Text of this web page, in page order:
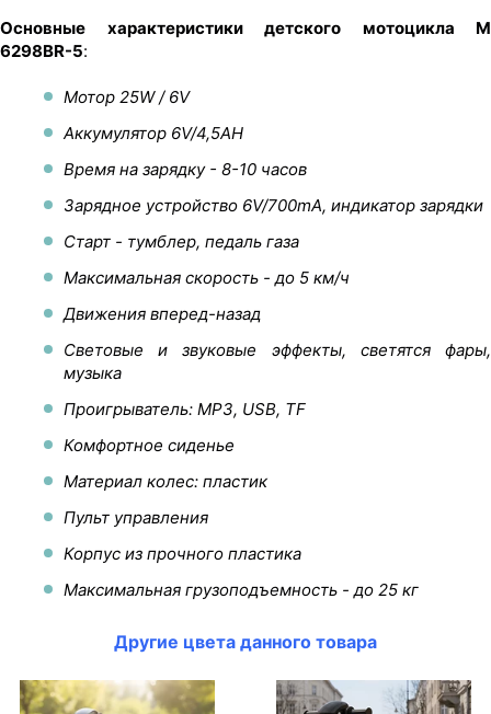
Основные характеристики детского мотоцикла M
6298BR-5:
Мотор 25W / 6V
Аккумулятор 6V/4,5AH
Время на зарядку - 8-10 часов
Зарядное устройство 6V/700mA, индикатор зарядки
Старт - тумблер, педаль газа
Максимальная скорость - до 5 км/ч
Движения вперед-назад
Световые и звуковые эффекты, светятся фары,
музыка
Проигрыватель: MP3, USB, TF
Комфортное сиденье
Материал колес: пластик
Пульт управления
Корпус из прочного пластика
Максимальная грузоподъемность - до 25 кг
Другие цвета данного товара